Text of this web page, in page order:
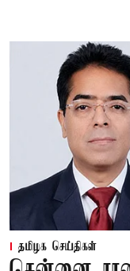
தமிழக செய்திகள்